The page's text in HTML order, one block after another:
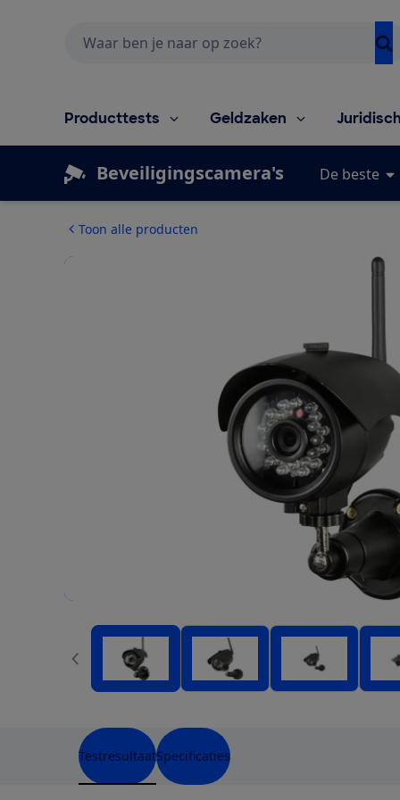
Producttests Geldzaken
Beveiligingscamera's De beste
Toon alle producten
TestresultaatSpecificaties